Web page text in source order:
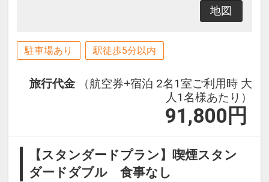
地図
駐車場あり 駅徒歩5分以内
旅行代金
（航空券+宿泊 2名1室ご利用時 大
人1名様あたり）
91,800 円
【スタンダードプラン】喫煙スタン
ダードダブル 食事なし